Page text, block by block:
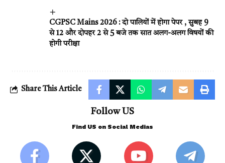
CGPSC Mains 2026 : दो पालियों में होगा पेपर , सुबह 9
से 12 और दोपहर 2 से 5 बजे तक सात अलग-अलग विषयों की
होगी परीक्षा
Share This Article
Follow US
Find US on Social Medias